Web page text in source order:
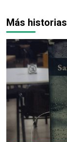
Más historias